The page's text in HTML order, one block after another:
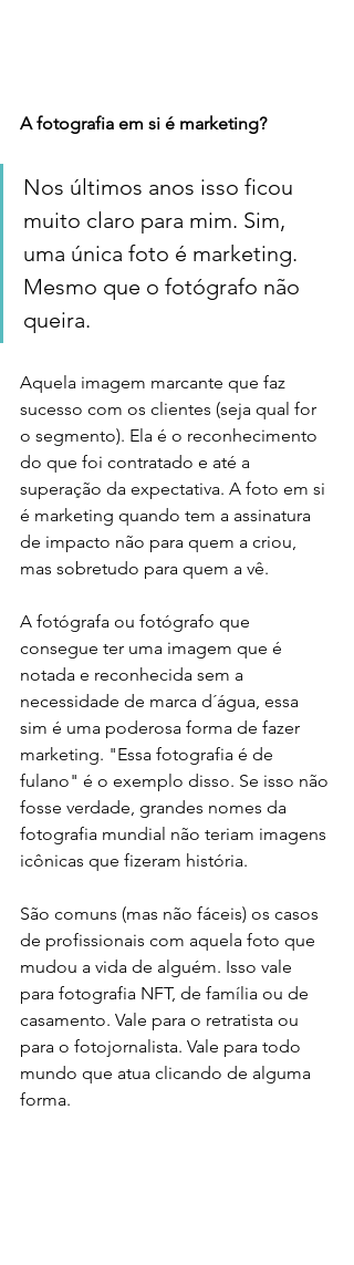
A fotografia em si é marketing?
Nos últimos anos isso ficou
muito claro para mim. Sim,
uma única foto é marketing.
Mesmo que o fotógrafo não
queira.
Aquela imagem marcante que faz
sucesso com os clientes (seja qual for
o segmento). Ela é o reconhecimento
do que foi contratado e até a
superação da expectativa. A foto em si
é marketing quando tem a assinatura
de impacto não para quem a criou,
mas sobretudo para quem a vê.
A fotógrafa ou fotógrafo que
consegue ter uma imagem que é
notada e reconhecida sem a
necessidade de marca d´água, essa
sim é uma poderosa forma de fazer
marketing. "Essa fotografia é de
fulano" é o exemplo disso. Se isso não
fosse verdade, grandes nomes da
fotografia mundial não teriam imagens
icônicas que fizeram história.
São comuns (mas não fáceis) os casos
de profissionais com aquela foto que
mudou a vida de alguém. Isso vale
para fotografia NFT, de família ou de
casamento. Vale para o retratista ou
para o fotojornalista. Vale para todo
mundo que atua clicando de alguma
forma.